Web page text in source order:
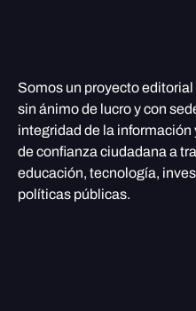
Somos un proyecto editorial
sin ánimo de lucro y con
integridad de la
de confianza ciudadana a
educación, tecnología,
políticas públicas.